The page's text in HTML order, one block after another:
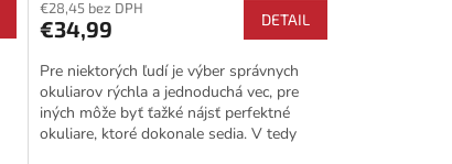
€28,45 bez DPH
€34,99 DETAIL
Pre niektorých ľudí je výber správnych
okuliarov rýchla a jednoduchá vec, pre
iných môže byť ťažké nájsť perfektné
okuliare, ktoré dokonale sedia. V tedy